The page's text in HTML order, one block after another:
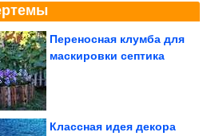
Кто выкинул Елену
Переносная клумба для
маскировки септика
Классная идея декора